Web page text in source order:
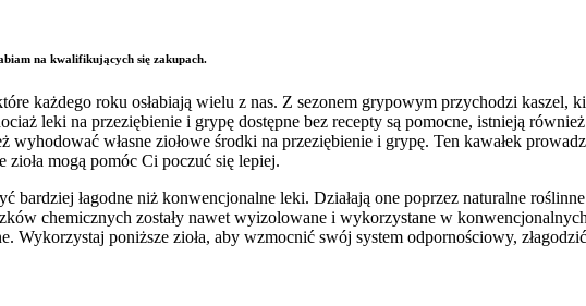
na kwalifikujących się zakupach.
każdego roku osłabiają wielu z nas. Z sezonem grypowym przychodzi kaszel,
leki na przeziębienie i grypę dostępne bez recepty są pomocne, istnieją
własne ziołowe środki na przeziębienie i grypę. Ten kawałek
mogą pomóc Ci poczuć się lepiej.
bardziej łagodne niż konwencjonalne leki. Działają one poprzez naturalne
chemicznych zostały nawet wyizolowane i wykorzystane w
Wykorzystaj poniższe zioła, aby wzmocnić swój system odpornościowy,